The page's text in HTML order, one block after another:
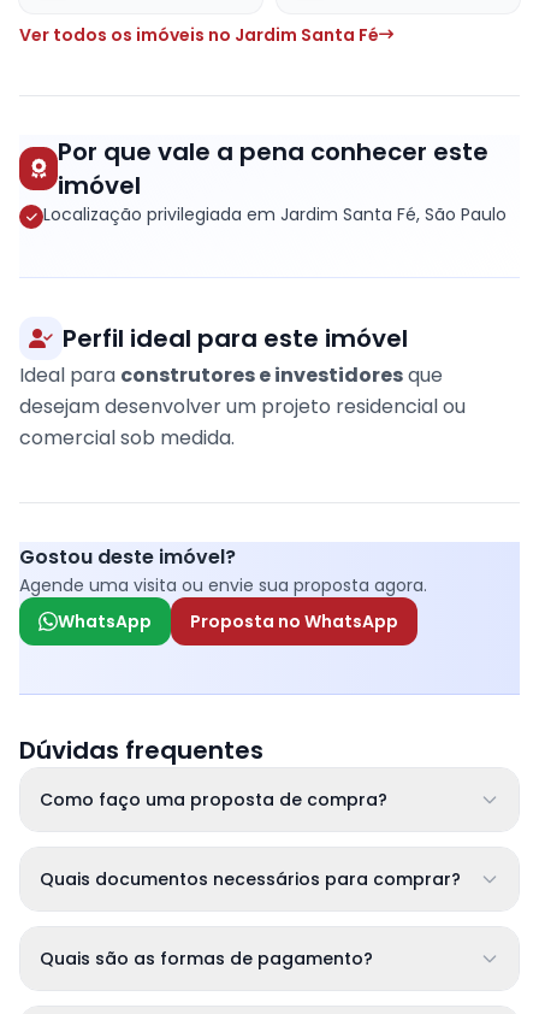
Ver todos os imóveis no Jardim Santa Fé
Por que vale a pena conhecer este
imóvel
Localização privilegiada em Jardim Santa Fé, São Paulo
Perfil ideal para este imóvel
Ideal para construtores e investidoresque
desejam desenvolver um projeto residencial ou
comercial sob medida.
Gostou deste imóvel?
Agende uma visita ou envie sua proposta agora.
WhatsApp
Proposta no WhatsApp
Dúvidas frequentes
Como faço uma proposta de compra?
Quais documentos necessários para comprar?
Quais são as formas de pagamento?